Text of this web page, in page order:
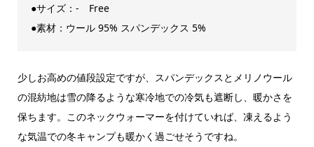
●サイズ：- Free
●素材：ウール 95% スパンデックス 5%
少しお高めの値段設定ですが、スパンデックスとメリノウール
の混紡地は雪の降るような寒冷地での冷気も遮断し、暖かさを
保ちます。このネックウォーマーを付けていれば、凍えるよう
な気温での冬キャンプも暖かく過ごせそうですね。